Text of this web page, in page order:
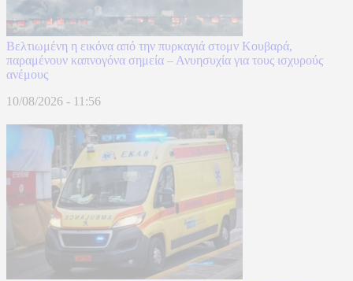
Βελτιωμένη η εικόνα από την πυρκαγιά στομν Κουβαρά,
παραμένουν καπνογόνα σημεία – Ανυησυχία για τους ισχυρούς
ανέμους
10/08/2026 - 11:56